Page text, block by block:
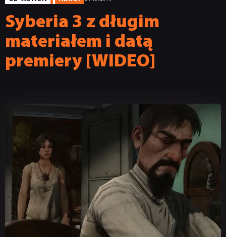
Syberia 3 z długim
materiałem i datą
premiery [WIDEO]